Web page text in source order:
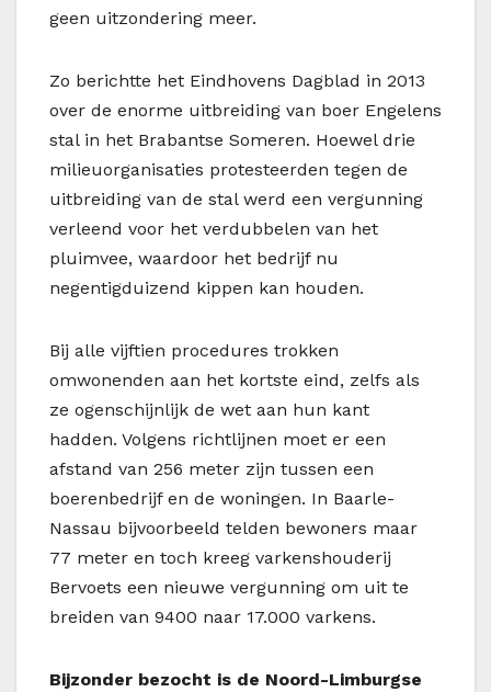
geen uitzondering meer.
Zo berichtte het Eindhovens Dagblad in 2013
over de enorme uitbreiding van boer Engelens
stal in het Brabantse Someren. Hoewel drie
milieuorganisaties protesteerden tegen de
uitbreiding van de stal werd een vergunning
verleend voor het verdubbelen van het
pluimvee, waardoor het bedrijf nu
negentigduizend kippen kan houden.
Bij alle vijftien procedures trokken
omwonenden aan het kortste eind, zelfs als
ze ogenschijnlijk de wet aan hun kant
hadden. Volgens richtlijnen moet er een
afstand van 256 meter zijn tussen een
boerenbedrijf en de woningen. In Baarle-
Nassau bijvoorbeeld telden bewoners maar
77 meter en toch kreeg varkenshouderij
Bervoets een nieuwe vergunning om uit te
breiden van 9400 naar 17.000 varkens.
Bijzonder bezocht is de Noord-Limburgse